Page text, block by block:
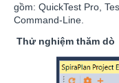
gồm: QuickTest Pro,
Command-Line.
Thử nghiệm thăm dò